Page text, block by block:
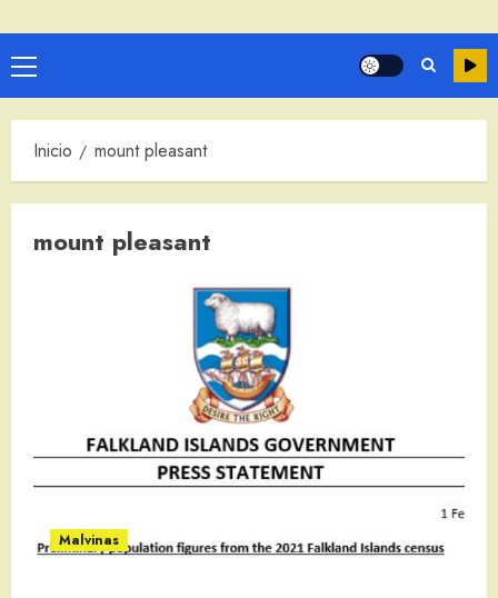
Menú
principal
Inicio mount pleasant
mount pleasant
Malvinas